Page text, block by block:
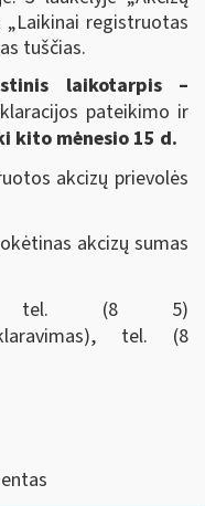
registruotas
tuščias.
laikotarpis –
pateikimo ir
kito mėnesio 15 d.
akcizų prievolės
akcizų sumas
tel. (8 5)
tel. (8